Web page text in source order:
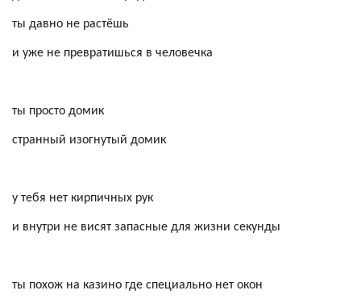
ты давно не растёшь
и уже не превратишься в человечка
ты просто домик
странный изогнутый домик
у тебя нет кирпичных рук
и внутри не висят запасные для жизни секунды
ты похож на казино где специально нет окон